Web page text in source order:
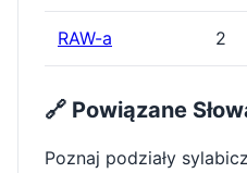
RAW-a 2
🔗 Powiązane
Poznaj podziały